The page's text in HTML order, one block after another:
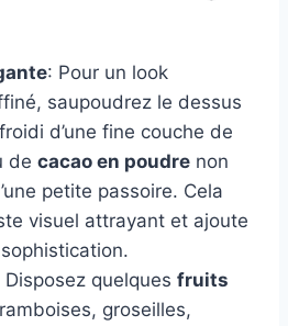
: Pour un look
saupoudrez le dessus
d’une fine couche de
de cacao en poudre non
petite passoire. Cela
visuel attrayant et ajoute
Disposez quelques fruits
groseilles,